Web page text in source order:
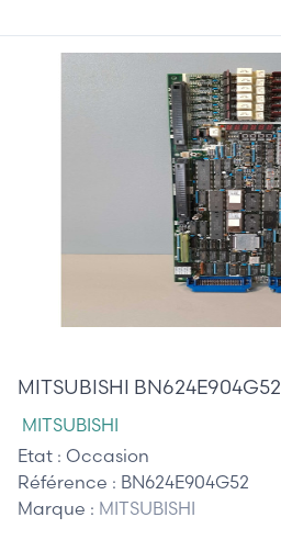
MITSUBISHI BN624E904G52
MITSUBISHI
Etat : Occasion
Référence : BN624E904G52
Marque : MITSUBISHI